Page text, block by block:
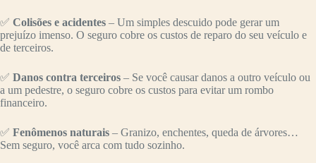
✅ Colisões e acidentes – Um simples descuido pode gerar um
prejuízo imenso. O seguro cobre os custos de reparo do seu veículo e
de terceiros.
✅ Danos contra terceiros – Se você causar danos a outro veículo ou
a um pedestre, o seguro cobre os custos para evitar um rombo
financeiro.
✅ Fenômenos naturais – Granizo, enchentes, queda de árvores…
Sem seguro, você arca com tudo sozinho.